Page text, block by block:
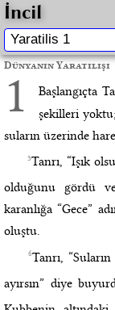
İncil
Dünyanın Yaratılışı
1 Başlangıçta
şekilleri
suların üzerinde
3Tanrı, “Işık
olduğunu gördü
karanlığa “Gece”
oluştu.
6Tanrı,
ayırsın” diye